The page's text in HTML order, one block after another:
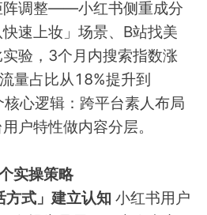
阵调整——小红书侧重成分
速上妆」场景、B站找美
验，3个月内搜索指数涨
量占比从18%提升到
心逻辑：跨平台素人布局
户特性做内容分层。
实操策略
方式」建立认知 小红书用户